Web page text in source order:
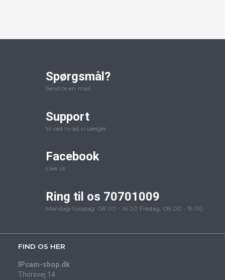
Spørgsmål?
Send os en mail
Support
Vi ved hvad vi sælger
Facebook
Like us
Ring til os 70701009
Mandag-torsdag: 08.00 - 16.00 Fredag: 08.00 - 15.00
FIND OS HER
IPcam-shop.dk
Thorsvej 14